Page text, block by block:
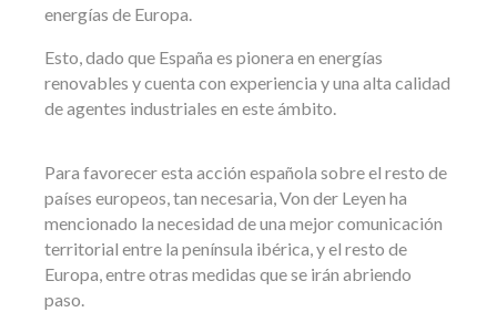
energías de Europa.
Esto, dado que España es pionera en energías
renovables y cuenta con experiencia y una alta calidad
de agentes industriales en este ámbito.
Para favorecer esta acción española sobre el resto de
países europeos, tan necesaria, Von der Leyen ha
mencionado la necesidad de una mejor comunicación
territorial entre la península ibérica, y el resto de
Europa, entre otras medidas que se irán abriendo
paso.